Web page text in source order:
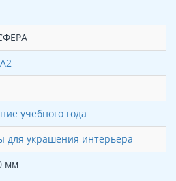
учебного года
для украшения интерьера
мм